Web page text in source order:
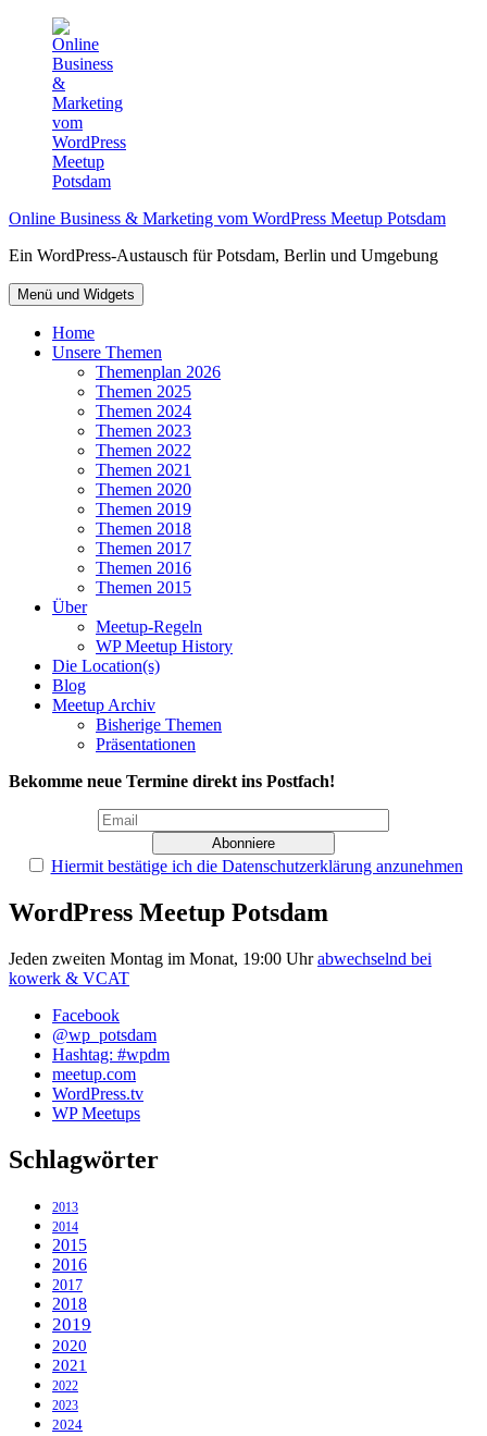
springen
Online Business & Marketing vom WordPress Meetup Potsdam
Ein WordPress-Austausch für Potsdam, Berlin und Umgebung
Menü und Widgets
Home
Unsere Themen
Themenplan 2026
Themen 2025
Themen 2024
Themen 2023
Themen 2022
Themen 2021
Themen 2020
Themen 2019
Themen 2018
Themen 2017
Themen 2016
Themen 2015
Über
Meetup-Regeln
WP Meetup History
Die Location(s)
Blog
Meetup Archiv
Bisherige Themen
Präsentationen
Bekomme neue Termine direkt ins Postfach!
Hiermit bestätige ich die Datenschutzerklärung anzunehmen
WordPress Meetup Potsdam
Jeden zweiten Montag im Monat, 19:00 Uhrabwechselnd bei
kowerk & VCAT
Facebook
@wp_potsdam
Hashtag: #wpdm
meetup.com
WordPress.tv
WP Meetups
Schlagwörter
2013
2014
2015
2016
2017
2018
2019
2020
2021
2022
2023
2024